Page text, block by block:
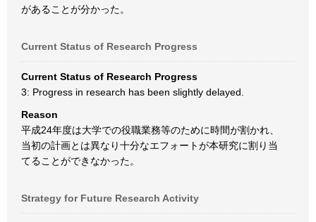
があることが分かった。
Current Status of Research Progress
Current Status of Research Progress
3: Progress in research has been slightly delayed.
Reason
平成24年度は大学での役職業務等のために時間が割かれ、
当初の計画とは異なり十分なエフォートが本研究に割り当
てることができなかった。
Strategy for Future Research Activity